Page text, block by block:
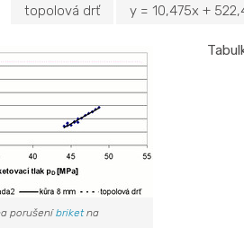
topolová drť
y = 10,475x +
porušeníbriketna